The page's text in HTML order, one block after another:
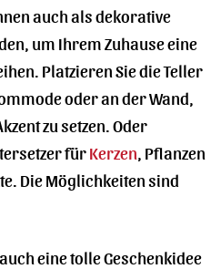
auch als dekorative
um Ihrem Zuhause eine
Platzieren Sie die Teller
oder an der Wand,
zu setzen. Oder
fürKerzen , Pflanzen
Die Möglichkeiten sind
eine tolle Geschenkidee